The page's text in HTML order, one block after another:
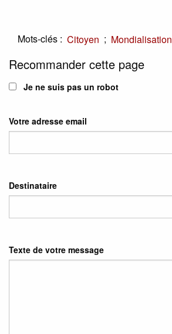
Mots-clés : Citoyen ; Mondialisation
Recommander cette page
Je ne suis pas un robot
Votre adresse email
Destinataire
Texte de votre message